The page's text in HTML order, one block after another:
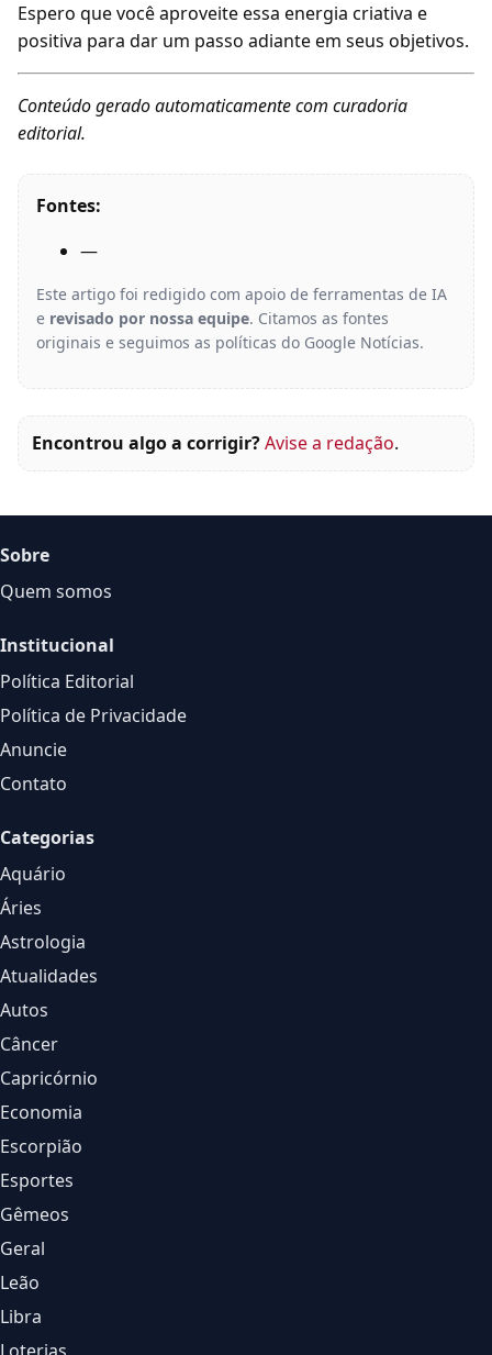
Espero que você aproveite essa energia criativa e
positiva para dar um passo adiante em seus objetivos.
Conteúdo gerado automaticamente com curadoria
editorial.
Fontes:
—
Este artigo foi redigido com apoio de ferramentas de IA
e revisado por nossa equipe. Citamos as fontes
originais e seguimos as políticas do Google Notícias.
Encontrou algo a corrigir?Avise a redação.
Sobre
Quem somos
Institucional
Política Editorial
Política de Privacidade
Anuncie
Contato
Categorias
Aquário
Áries
Astrologia
Atualidades
Autos
Câncer
Capricórnio
Economia
Escorpião
Esportes
Gêmeos
Geral
Leão
Libra